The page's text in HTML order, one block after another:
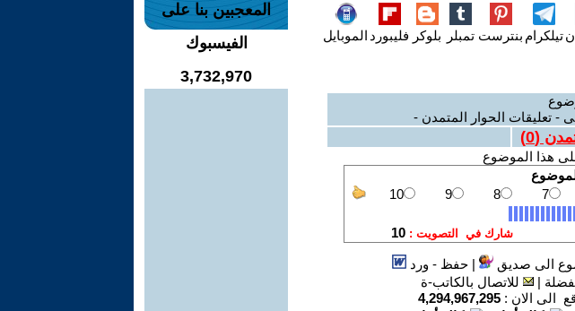
تيلكرام بنترست تمبلر بلوكر فليبورد الموبايل
- تعليقات الحوار المتمدن -
(
0
)
هذا الموضوع
الى صديق |حفظ - ورد
|
للاتصال بالكاتب-ة
الى الان : 4,294,967,295
المعجبين بنا على
الفيسبوك
3,732,970